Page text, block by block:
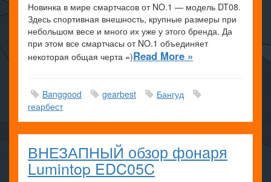
Новинка в мире смартчасов от NO.1 — модель DT08.
Здесь спортивная внешность, крупные размеры при
небольшом весе и много их уже у этого бренда. Да
при этом все смартчасы от NO.1 объединяет
некоторая общая черта =)Read More »
Banggood gearbest
Бангуд
геарбест
ВНЕЗАПНЫЙ обзор фонаря
Lumintop EDC05C